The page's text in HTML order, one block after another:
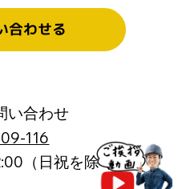
合わせる
い合わせ
116
（日祝を除く）